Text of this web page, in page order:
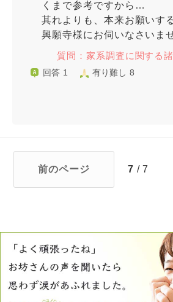
くまで参考ですから…
其れよりも、本来お願いす
興願寺様にお伺いなさいま
質問：家系調査に関する
回答 1 有り難し 8
前のページ 7 / 7